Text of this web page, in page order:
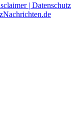
| Datenschutz